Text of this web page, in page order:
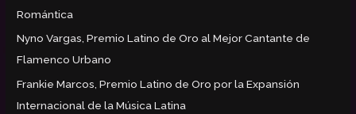
Romántica
Nyno Vargas, Premio Latino de Oro al Mejor Cantante de
Flamenco Urbano
Frankie Marcos, Premio Latino de Oro por la Expansión
Internacional de la Música Latina